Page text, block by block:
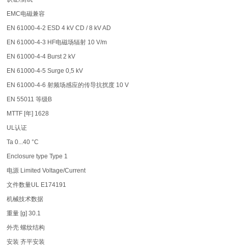
EMC电磁兼容
EN 61000-4-2 ESD 4 kV CD / 8 kV AD
EN 61000-4-3 HF电磁场辐射 10 V/m
EN 61000-4-4 Burst 2 kV
EN 61000-4-5 Surge 0,5 kV
EN 61000-4-6 射频场感应的传导抗扰度 10 V
EN 55011 等级B
MTTF [年] 1628
UL认证
Ta 0...40 °C
Enclosure type Type 1
电源 Limited Voltage/Current
文件数量UL E174191
机械技术数据
重量 [g] 30.1
外壳 螺纹结构
安装 齐平安装